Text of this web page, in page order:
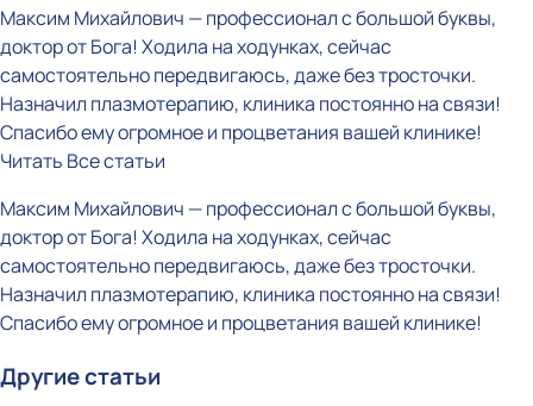
Максим Михайлович — профессионал с большой буквы,
доктор от Бога! Ходила на ходунках, сейчас
самостоятельно передвигаюсь, даже без тросточки.
Назначил плазмотерапию, клиника постоянно на связи!
Спасибо ему огромное и процветания вашей клинике!
Читать Все статьи
Максим Михайлович — профессионал с большой буквы,
доктор от Бога! Ходила на ходунках, сейчас
самостоятельно передвигаюсь, даже без тросточки.
Назначил плазмотерапию, клиника постоянно на связи!
Спасибо ему огромное и процветания вашей клинике!
Другие статьи